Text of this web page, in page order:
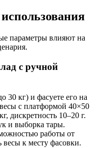
параметры влияют на
с ручной
30 кг) и фасуете его на
с платформой 40×50
дискретность 10–20 г.
и выборка тары.
работы от
к месту фасовки.